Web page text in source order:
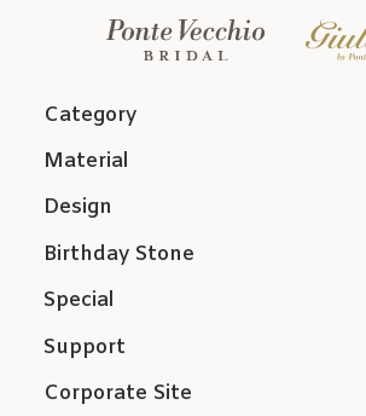
Category
Support
Corporate Site
Material
Design
Birthday Stone
Special